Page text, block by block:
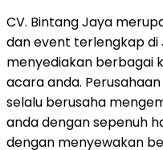
CV. Bintang Jaya
dan event terlengkap di
menyediakan berbagai
acara anda.
selalu berusaha
anda dengan sepenuh
dengan menyewakan